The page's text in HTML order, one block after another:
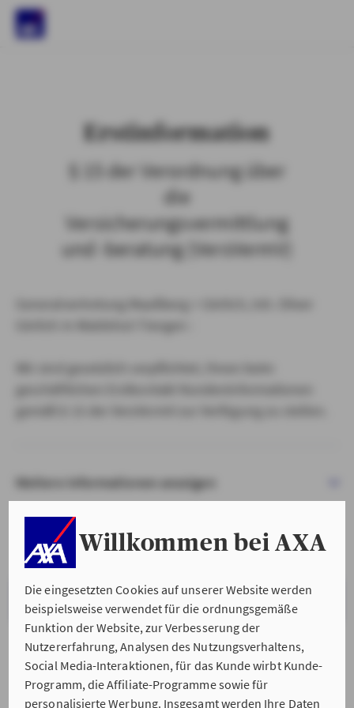
Willkommen bei AXA
Die eingesetzten Cookies auf unserer Website werden
beispielsweise verwendet für die ordnungsgemäße
Funktion der Website, zur Verbesserung der
Nutzererfahrung, Analysen des Nutzungsverhaltens,
Social Media-Interaktionen, für das Kunde wirbt Kunde-
Programm, die Affiliate-Programme sowie für
personalisierte Werbung. Insgesamt werden Ihre Daten
Erstinformation
§ 15 der Verordnung über
die
Versicherungsvermittlung
und -beratung (VersVermV)
Weitere Informationen anzeigen
VERSTANDEN & WEITER